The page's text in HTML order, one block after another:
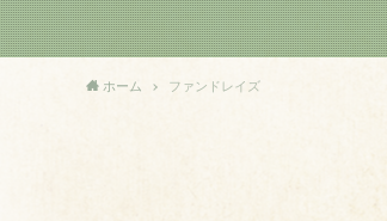
ホーム ファンドレイズ